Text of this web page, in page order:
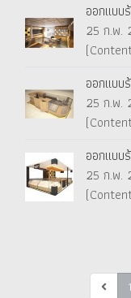
ออกแบบ
25 ก.พ.
ออกแบบ
25 ก.พ.
ออกแบบ
25 ก.พ.
1